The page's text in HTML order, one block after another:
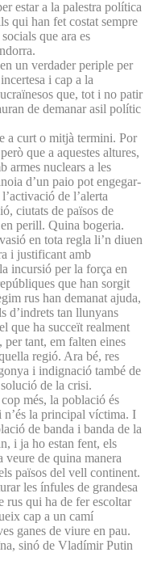
estar a la palestra política
qui han fet costat sempre
que ara es
un verdader periple per
i cap a la
que, tot i no patir
de demanar asil polític
a curt o mitjà termini. Por
que a aquestes altures,
armes nuclears a les
d’un paio pot engegar-
de l’alerta
ciutats de països de
perill. Quina bogeria.
en tota regla li’n diuen
i justificant amb
incursió per la força en
que han sorgit
rus han demanat ajuda,
d’indrets tan llunyans
que ha succeït realment
per tant, em falten eines
regió. Ara bé, res
i indignació també de
de la crisi.
més, la població és
la principal víctima. I
de banda i banda de la
i ja ho estan fent, els
de quina manera
països del vell continent.
les ínfules de grandesa
rus qui ha de fer escoltar
cap a un camí
ganes de viure en pau.
sinó de Vladímir Putin